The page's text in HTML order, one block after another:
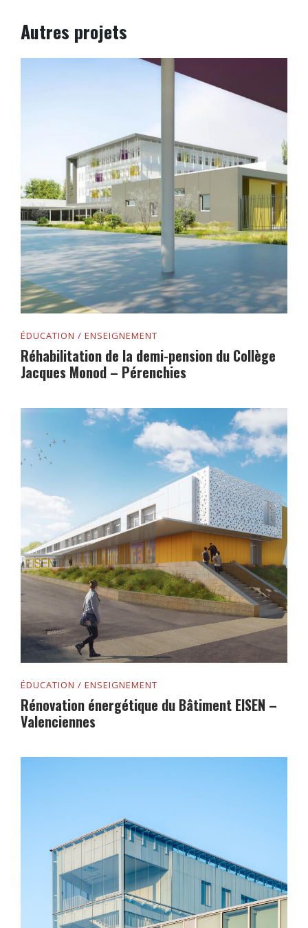
Autres projets
ÉDUCATION / ENSEIGNEMENT
Réhabilitation de la demi-pension du Collège
Jacques Monod – Pérenchies
ÉDUCATION / ENSEIGNEMENT
Rénovation énergétique du Bâtiment EISEN –
Valenciennes